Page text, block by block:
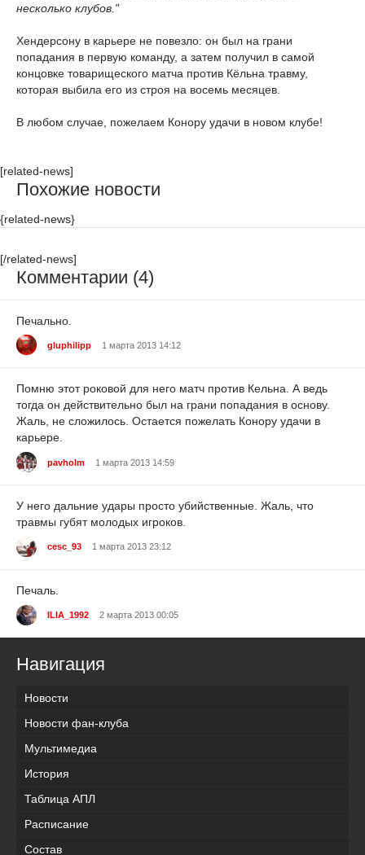
несколько клубов."
Хендерсону в карьере не повезло: он был на грани
попадания в первую команду, а затем получил в самой
концовке товарищеского матча против Кёльна травму,
которая выбила его из строя на восемь месяцев.
В любом случае, пожелаем Конору удачи в новом клубе!
[related-news]
Похожие новости
{related-news}
[/related-news]
Комментарии (4)
Печально.
gluphilipp 1 марта 2013 14:12
Помню этот роковой для него матч против Кельна. А ведь
тогда он действительно был на грани попадания в основу.
Жаль, не сложилось. Остается пожелать Конору удачи в
карьере.
pavholm 1 марта 2013 14:59
У него дальние удары просто убийственные. Жаль, что
травмы губят молодых игроков.
cesc_93 1 марта 2013 23:12
Печаль.
ILIA_1992 2 марта 2013 00:05
Навигация
Новости
Новости фан-клуба
Мультимедиа
История
Таблица АПЛ
Расписание
Состав